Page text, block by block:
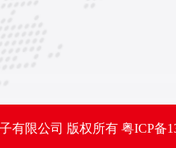
有限公司 版权所有 粤ICP备